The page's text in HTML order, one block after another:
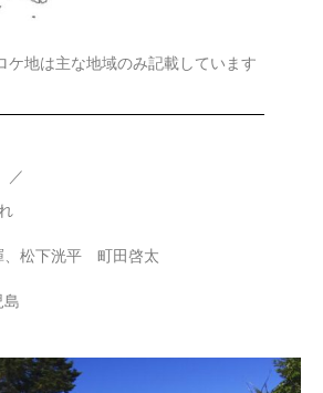
地は主な地域のみ記載しています
／
、松下洸平 町田啓太
島